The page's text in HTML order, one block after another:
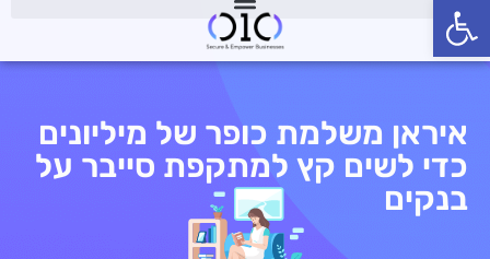
פתח סרגל נגישות
איראן משלמת כופר של מיליונים
כדי לשים קץ למתקפת סייבר על
בנקים